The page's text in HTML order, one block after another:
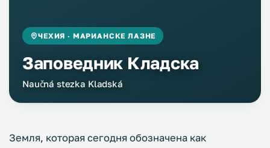
ЧЕХИЯ · МАРИАНСКЕ ЛАЗНЕ
Заповедник Кладска
Naučná stezka Kladská
Земля, которая сегодня обозначена как